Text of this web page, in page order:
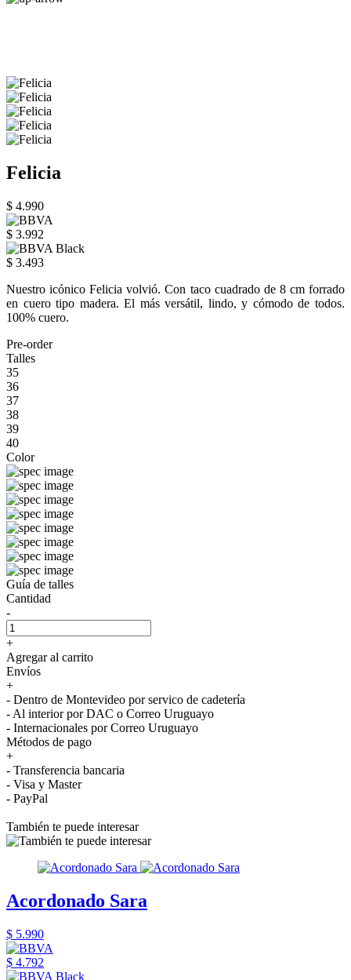
Felicia
$ 4.990
$ 3.992
$ 3.493
Nuestro icónico Felicia volvió. Con taco cuadrado de 8 cm forrado
en cuero tipo madera. El más versátil, lindo, y cómodo de todos.
100% cuero.
Pre-order
Talles
35
36
37
38
39
40
Color
Guía de talles
Cantidad
-
+
Agregar al carrito
Envíos
+
- Dentro de Montevideo por servico de cadetería
- Al interior por DAC o Correo Uruguayo
- Internacionales por Correo Uruguayo
Métodos de pago
+
- Transferencia bancaria
- Visa y Master
- PayPal
También te puede interesar
Acordonado Sara
$ 5.990
$ 4.792